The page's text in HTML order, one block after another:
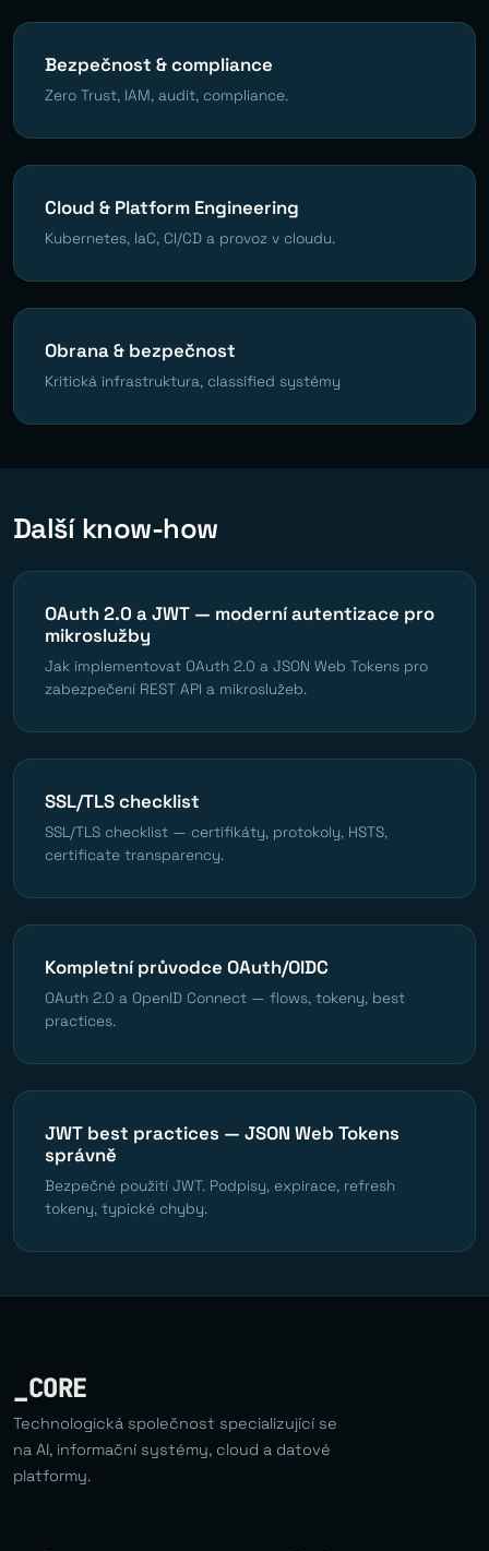
Bezpečnost & compliance
Zero Trust, IAM, audit, compliance.
Cloud & Platform Engineering
Kubernetes, IaC, CI/CD a provoz v cloudu.
Obrana & bezpečnost
Kritická infrastruktura, classified systémy
Další know-how
OAuth 2.0 a JWT — moderní autentizace pro
mikroslužby
Jak implementovat OAuth 2.0 a JSON Web Tokens pro
zabezpečení REST API a mikroslužeb.
SSL/TLS checklist
SSL/TLS checklist — certifikáty, protokoly, HSTS,
certificate transparency.
Kompletní průvodce OAuth/OIDC
OAuth 2.0 a OpenID Connect — flows, tokeny, best
practices.
JWT best practices — JSON Web Tokens
správně
Bezpečné použití JWT. Podpisy, expirace, refresh
tokeny, typické chyby.
_CORE
Technologická společnost specializující se
na AI, informační systémy, cloud a datové
platformy.